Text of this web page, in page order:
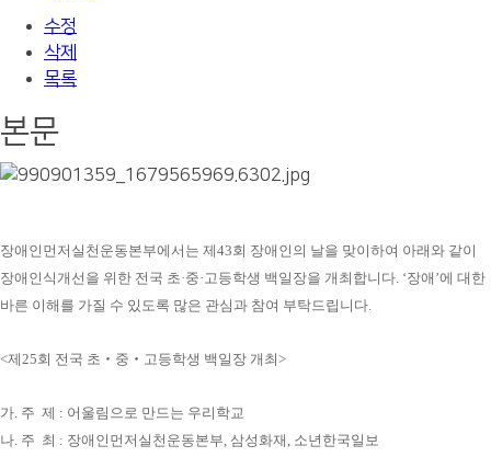
수정
삭제
목록
본문
장애인먼저실천운동본부에서는 제43회 장애인의 날을 맞이하여 아래와 같이
장애인식개선을 위한 전국 초·중·고등학생 백일장을 개최합니다. ‘장애’에 대한
바른 이해를 가질 수 있도록 많은 관심과 참여 부탁드립니다.
<제25회 전국 초‧중‧고등학생 백일장 개최>
가. 주 제 : 어울림으로 만드는 우리학교
나. 주 최 : 장애인먼저실천운동본부, 삼성화재, 소년한국일보